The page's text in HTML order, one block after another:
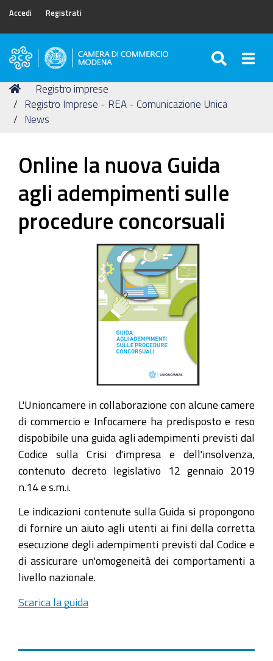
Accedi Registrati
Camera
Commercio
di
Modena
Tu
sei
qui:
Home
Registro imprese
Registro Imprese - REA - Comunicazione Unica
News
Online la nuova Guida
agli adempimenti sulle
procedure concorsuali
L'Unioncamere in collaborazione con alcune camere
di commercio e Infocamere ha predisposto e reso
dispobibile una guida agli adempimenti previsti dal
Codice sulla Crisi d'impresa e dell'insolvenza,
contenuto decreto legislativo 12 gennaio 2019
n.14 e s.m.i.
Le indicazioni contenute sulla Guida si propongono
di fornire un aiuto agli utenti ai fini della corretta
esecuzione degli adempimenti previsti dal Codice e
di assicurare un'omogeneità dei comportamenti a
livello nazionale.
Scarica la guida